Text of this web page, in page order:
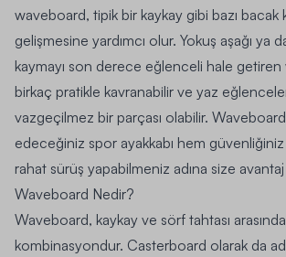
waveboard, tipik bir kaykay gibi bazı bacak
gelişmesine yardımcı olur. Yokuş aşağı ya
kaymayı son derece eğlenceli hale
birkaç pratikle kavranabilir ve yaz
vazgeçilmez bir parçası olabilir.
edeceğiniz spor ayakkabı hem
rahat sürüş yapabilmeniz adına size avantaj
Waveboard Nedir?
Waveboard, kaykay ve sörf tahtası
kombinasyondur. Casterboard olarak da